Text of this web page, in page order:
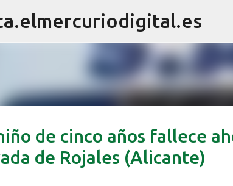
de cinco años fallece
de Rojales (Alicante)